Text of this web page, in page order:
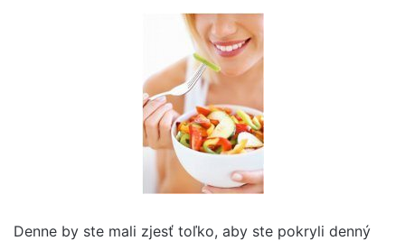
Denne by ste mali zjesť toľko, aby ste pokryli denný